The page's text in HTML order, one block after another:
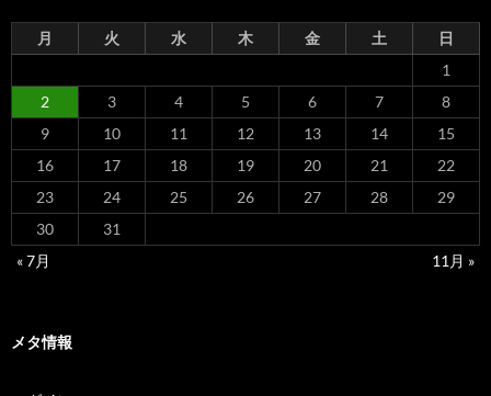
月 火 水 木 金 土
日
1
2
3 4 5 6 7
8
9
10 11 12 13 14
15
16
17 18 19 20 21
22
23
24 25 26 27 28
29
30
31
« 7月
11月 »
メタ情報